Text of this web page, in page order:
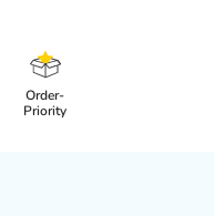
Order-
Priority